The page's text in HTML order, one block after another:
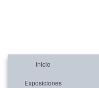
Inicio
Exposiciones